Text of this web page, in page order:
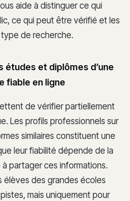
aide à distinguer ce qui
ce qui peut être vérifié et les
de recherche.
études et diplômes d’une
fiable en ligne
de vérifier partiellement
Les profils professionnels sur
similaires constituent une
leur fiabilité dépende de la
partager ces informations.
élèves des grandes écoles
mais uniquement pour